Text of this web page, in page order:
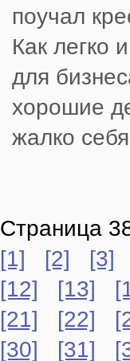
поучал
Как легко
для
хорошие
жалко
Страница
[1]
[2]
[3]
[12]
[13]
[21]
[22]
[30]
[31]